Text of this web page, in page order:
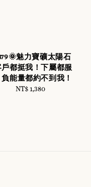
魅力寶礦太陽石
戶都挺我！下屬都服
能量都約不到我！
Regular
NT$ 1,380